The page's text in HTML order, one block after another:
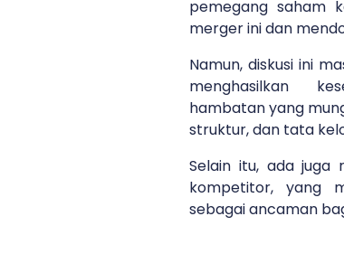
pemegang saham
merger ini dan
Namun, diskusi ini
menghasilkan
hambatan yang
struktur, dan tata
Selain itu, ada juga
kompetitor, yang
sebagai ancaman